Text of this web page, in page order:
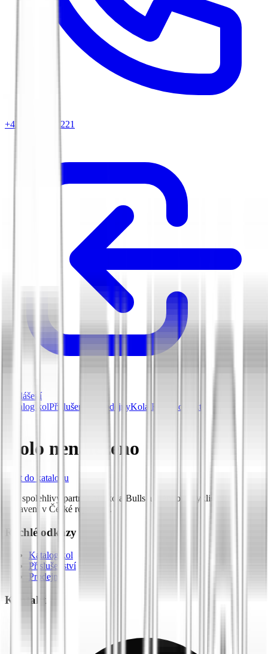
+420 604 263 221
Přihlášení
Katalog kolPříslušenství ProdejnyKola Bulls Kontakt
Kolo nenalezeno
Zpět do katalogu
Váš spolehlivý partner pro kola Bulls a prémiové cyklistické
vybavení v České republice.
Rychlé odkazy
Katalog kol
Příslušenství
Prodejny
Kontakt